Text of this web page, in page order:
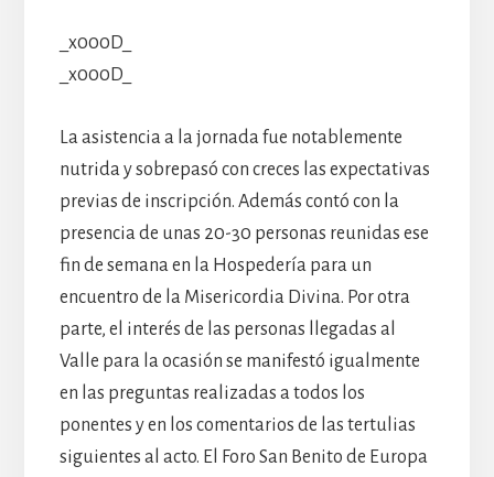
_x000D_
_x000D_
La asistencia a la jornada fue notablemente
nutrida y sobrepasó con creces las expectativas
previas de inscripción. Además contó con la
presencia de unas 20-30 personas reunidas ese
fin de semana en la Hospedería para un
encuentro de la Misericordia Divina. Por otra
parte, el interés de las personas llegadas al
Valle para la ocasión se manifestó igualmente
en las preguntas realizadas a todos los
ponentes y en los comentarios de las tertulias
siguientes al acto. El Foro San Benito de Europa